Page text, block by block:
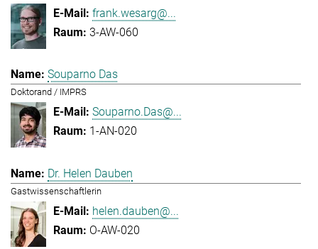
frank.wesarg@...
3-AW-060
Souparno Das
Doktorand / IMPRS
Souparno.Das@...
1-AN-020
Dr. Helen Dauben
Gastwissenschaftlerin
helen.dauben@...
O-AW-020